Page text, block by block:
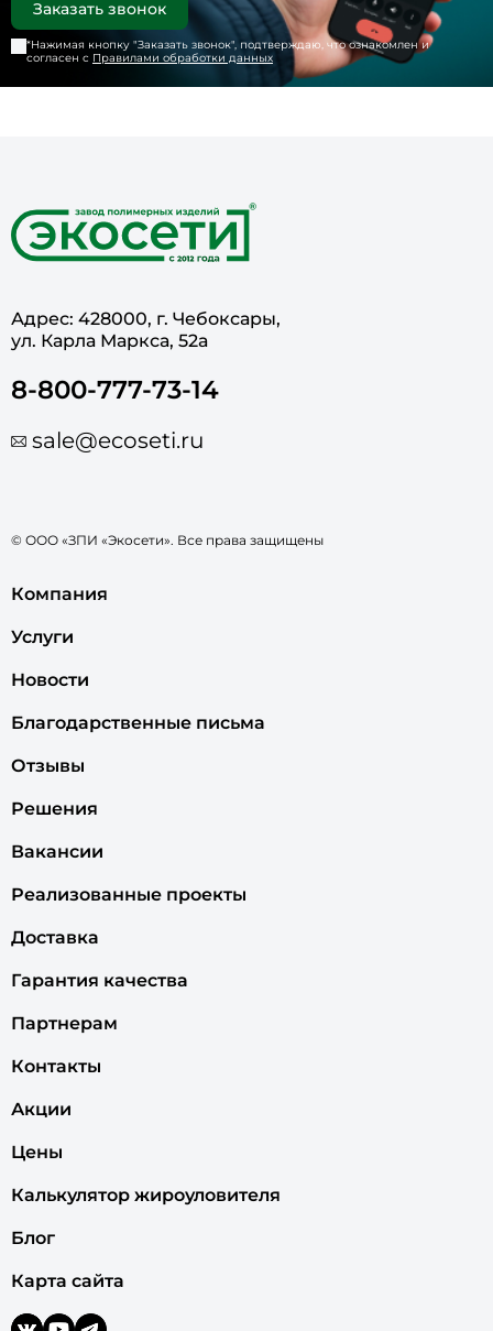
*Нажимая кнопку "Заказать звонок", подтверждаю, что ознакомлен и
согласен с Правилами обработки данных
Адрес: 428000, г. Чебоксары,
ул. Карла Маркса, 52а
8-800-777-73-14
sale@ecoseti.ru
© ООО «ЗПИ «Экосети». Все права защищены
Компания
Услуги
Новости
Благодарственные письма
Отзывы
Решения
Вакансии
Реализованные проекты
Доставка
Гарантия качества
Партнерам
Контакты
Акции
Цены
Калькулятор жироуловителя
Блог
Карта сайта